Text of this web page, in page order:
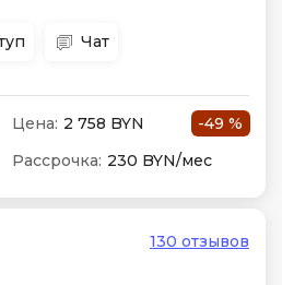
Чат
Цена: 2 758 BYN
-49 %
Рассрочка: 230 BYN/мес
130 отзывов